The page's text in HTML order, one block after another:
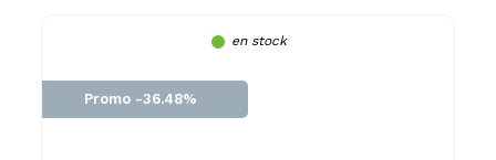
en stock
Promo -36.48%